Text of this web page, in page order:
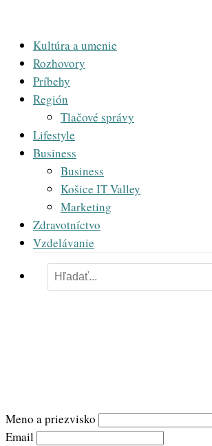
Kultúra a umenie
Rozhovory
Príbehy
Región
Tlačové správy
Lifestyle
Business
Business
Košice IT Valley
Marketing
Zdravotníctvo
Vzdelávanie
Meno a priezvisko
Email